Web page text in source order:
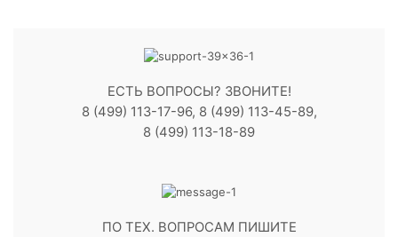
ЕСТЬ ВОПРОСЫ? ЗВОНИТЕ!
8 (499) 113-17-96, 8 (499) 113-45-89,
8 (499) 113-18-89
ПО ТЕХ. ВОПРОСАМ ПИШИТЕ